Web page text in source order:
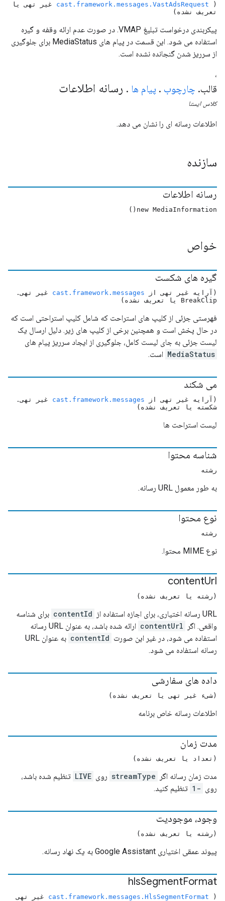
(
cast.framework.messages.VastAdsRequest غیر تهی یا
تعریف نشده)
پیکربندی درخواست تبلیغ VMAP. در صورت عدم ارائه وقفه و گیره
استفاده می شود. این قسمت در پیام های MediaStatus برای جلوگیری
از سرریز شدن گنجانده نشده است.
،
قالب. چارچوب . پیام ها . رسانه اطلاعات
کلاس ایستا
اطلاعات رسانه ای را نشان می دهد.
سازنده
رسانه اطلاعات
new MediaInformation()
خواص
گیره های شکست
(آرایه غیر تهی از cast.framework.messages غیر تهی.
BreakClip یا تعریف نشده)
فهرستی جزئی از کلیپ های استراحت که شامل کلیپ استراحتی است که
در حال پخش است و همچنین برخی از کلیپ های زیر. دلیل ارسال یک
لیست جزئی به جای لیست کامل، جلوگیری از ایجاد سرریز پیام های
MediaStatus است.
می شکند
(آرایه غیر تهی از cast.framework.messages غیر تهی.
شکسته یا تعریف نشده)
لیست استراحت ها
شناسه محتوا
رشته
به طور معمول URL رسانه.
نوع محتوا
رشته
نوع MIME محتوا.
contentUrl
(رشته یا تعریف نشده)
URL رسانه اختیاری، برای اجازه استفاده از contentId برای شناسه
واقعی. اگر
contentUrl
ارائه شده باشد، به عنوان URL رسانه
استفاده می شود، در غیر این صورت contentId
به عنوان URL
رسانه استفاده می شود.
داده های سفارشی
(شیء غیر تهی یا تعریف نشده)
اطلاعات رسانه خاص برنامه
مدت زمان
(تعداد یا تعریف نشده)
مدت زمان رسانه اگر streamType روی LIVE تنظیم شده باشد،
روی -1 تنظیم کنید.
وجود، موجودیت
(رشته یا تعریف نشده)
پیوند عمقی اختیاری Google Assistant به یک نهاد رسانه.
hlsSegmentFormat
(
cast.framework.messages.HlsSegmentFormat غیر تهی